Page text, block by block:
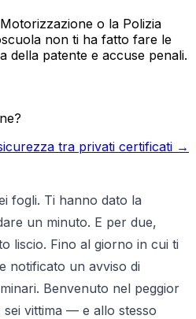
o la Polizia
non ti ha fatto fare le
della patente e accuse penali.
tra privati certificati →
fogli. Ti hanno dato la
un minuto. E per due,
liscio. Fino al giorno in cui ti
notificato un avviso di
Benvenuto nel peggior
vittima — e allo stesso